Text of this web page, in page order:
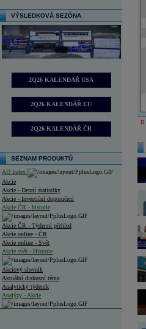
VÝSLEDKOVÁ SEZÓNA
2Q26 KALENDÁŘ USA
2Q26 KALENDÁŘ EU
2Q26 KALENDÁŘ ČR
SEZNAM PRODUKTŮ
AD Index
Akcie
Akcie - Denní statistiky
Akcie - Investiční doporučení
Akcie ČR - historie
Akcie ČR - Týdenní přehled
Akcie online - ČR
Akcie online - Svět
Akcie svět - Historie
Akciový slovník
Aktuální diskusní téma
Analytický týdeník
Analýzy - Akcie
R